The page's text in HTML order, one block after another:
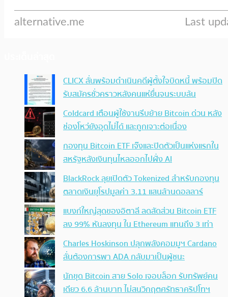
CLICX ลั่นพร้อมดำเนินคดีผู้ตั้งใจบิดหนี้ พร้อมปิด
รับสมัครชั่วคราวหลังคนแห่ยื่นจนระบบล้น
Coldcard เตือนผู้ใช้งานรีบย้าย Bitcoin ด่วน หลัง
ช่องโหว่ยังอุดไม่ได้ และถูกเจาะต่อเนื่อง
กองทุน Bitcoin ETF เจ๊งและปิดตัวเป็นแห่งแรกใน
สหรัฐหลังเงินทุนไหลออกไปฝั่ง AI
BlackRock ลุยเปิดตัว Tokenized สำหรับกองทุน
ตลาดเงินยุโรปมูลค่า 3.11 แสนล้านดอลลาร์
แบงก์ใหญ่สุดของอิตาลี ลดสัดส่วน Bitcoin ETF
ลง 99% หันลงทุน ใน Ethereum แทนถึง 3 เท่า
Charles Hoskinson ปลุกพลังคอมมูฯ Cardano
ลั่นต้องการพา ADA กลับมาเป็นผู้ชนะ
นักขุด Bitcoin สาย Solo เจอบล็อก รับทรัพย์คน
เดียว 6.6 ล้านบาท ไม่สนวิกฤตศรัทธาคริปโทฯ